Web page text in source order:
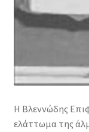
Η Βλεννώδης
ελάττωμα της